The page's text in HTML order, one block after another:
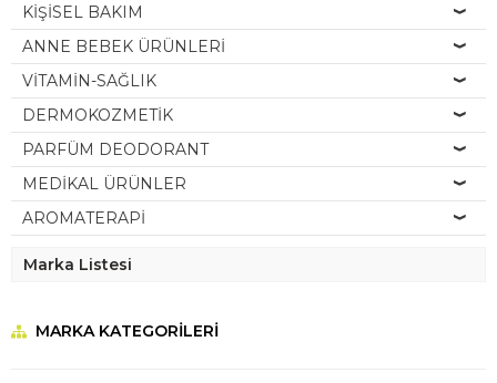
KİŞİSEL BAKIM
ANNE BEBEK ÜRÜNLERİ
VİTAMİN-SAĞLIK
DERMOKOZMETİK
PARFÜM DEODORANT
MEDİKAL ÜRÜNLER
AROMATERAPİ
Marka Listesi
MARKA KATEGORILERI